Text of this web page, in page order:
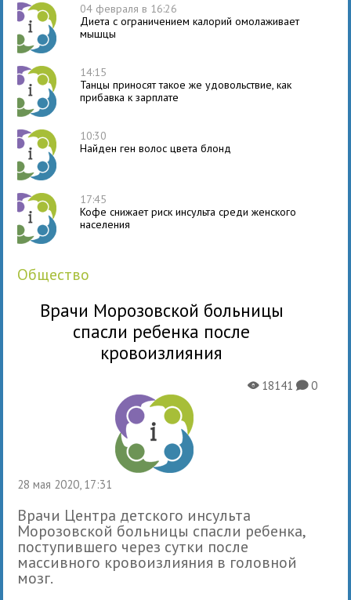
04 февраля в 16:26
Диета с ограничением калорий омолаживает
мышцы
14:15
Танцы приносят такое же удовольствие, как
прибавка к зарплате
10:30
Найден ген волос цвета блонд
17:45
Кофе снижает риск инсульта среди женского
населения
общество
Врачи Морозовской больницы
спасли ребенка после
кровоизлияния
28 мая 2020, 17:31
X18141K0
Врачи Центра детского инсульта
Морозовской больницы спасли ребенка,
поступившего через сутки после
массивного кровоизлияния в головной
мозг.